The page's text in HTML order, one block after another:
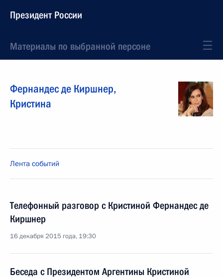
Президент России
Материалы по выбранной персоне
Фернандес де Киршнер,
Кристина
Лента событий
Телефонный разговор с Кристиной Фернандес де
Киршнер
16 декабря 2015 года, 19:30
Беседа с Президентом Аргентины Кристиной